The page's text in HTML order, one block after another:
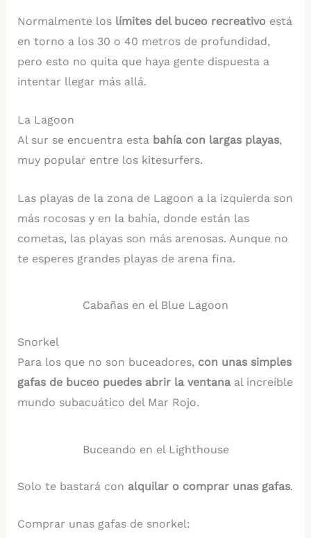
Normalmente los límites del buceo recreativo está
en torno a los 30 o 40 metros de profundidad,
pero esto no quita que haya gente dispuesta a
intentar llegar más allá.
La Lagoon
Al sur se encuentra esta bahía con largas playas,
muy popular entre los kitesurfers.
Las playas de la zona de Lagoon a la izquierda son
más rocosas y en la bahía, donde están las
cometas, las playas son más arenosas. Aunque no
te esperes grandes playas de arena fina.
Cabañas en el Blue Lagoon
Snorkel
Para los que no son buceadores, con unas simples
gafas de buceo puedes abrir la ventanaal increíble
mundo subacuático del Mar Rojo.
Buceando en el Lighthouse
Solo te bastará con alquilar o comprar unas gafas.
Comprar unas gafas de snorkel: